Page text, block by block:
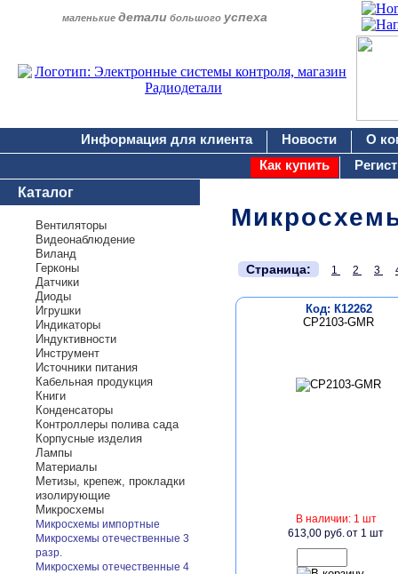
маленькие детали большого успеха
Информация для клиента Новости
О
Как купить
Каталог
Вентиляторы
Видеонаблюдение
Виланд
Герконы
Датчики
Диоды
Игрушки
Индикаторы
Индуктивности
Инструмент
Источники питания
Кабельная продукция
Книги
Конденсаторы
Контроллеры полива сада
Корпусные изделия
Лампы
Материалы
Метизы, крепеж, прокладки
изолирующие
Микросхемы
Микросхемы импортные
Микросхемы отечественные 3
разр.
Микросхемы отечественные 4
Страница:
1 2 3
Код: К12262
CP2103-GMR
В наличии: 1 шт
613,00 руб.от 1 шт